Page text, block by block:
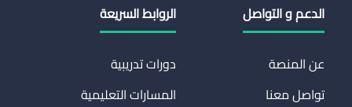
الدعم و التواصل
عن المنصة
تواصل معنا
الروابط السريعة
دورات تدريبية
المسارات التعليمية